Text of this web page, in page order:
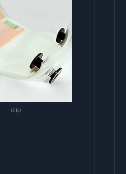
clip